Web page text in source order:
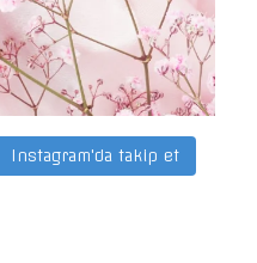
Instagram'da takip et